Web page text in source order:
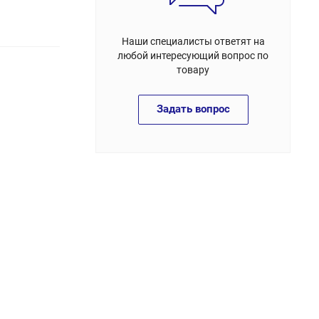
Наши специалисты ответят на
любой интересующий вопрос по
товару
Задать вопрос